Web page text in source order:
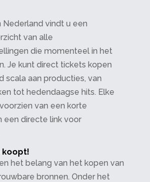
Nederland vindt u een
van alle
die momenteel in het
Je kunt direct tickets kopen
scala aan producties, van
tot hedendaagse hits. Elke
van een korte
een directe link voor
koopt!
het belang van het kopen van
bronnen. Onder het